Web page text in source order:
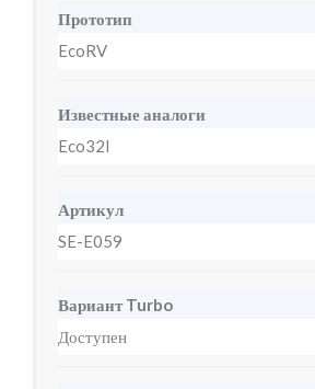
Прототип
EcoRV
Известные аналоги
Eco32I
Артикул
SE-E059
Вариант Turbo
Доступен